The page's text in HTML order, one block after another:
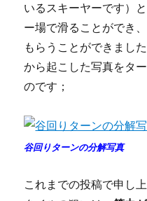
いるスキーヤーです）
ー場で滑ることができ
もらうことができまし
から起こした写真をタ
のです；
谷回りターンの分解写真
これまでの投稿で申し